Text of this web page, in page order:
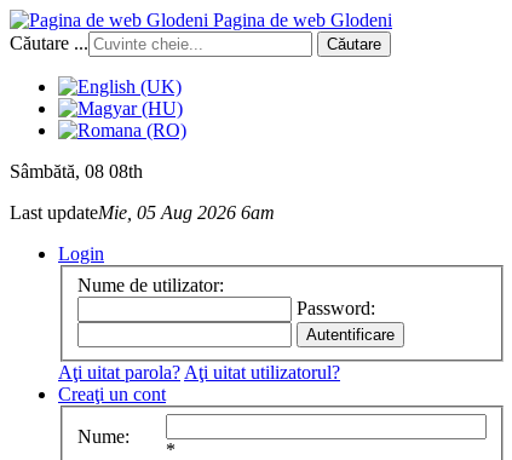
Pagina de web Glodeni
Căutare ...
Căutare
Sâmbătă, 08 08th
Last updateMie, 05 Aug 2026 6am
Login
Nume de utilizator:
Password:
Aţi uitat parola? Aţi uitat utilizatorul?
Creaţi un cont
Nume:
*